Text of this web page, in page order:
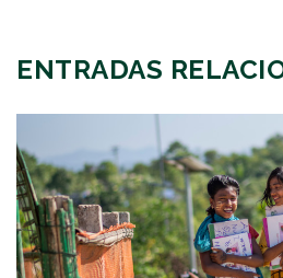
ENTRADAS